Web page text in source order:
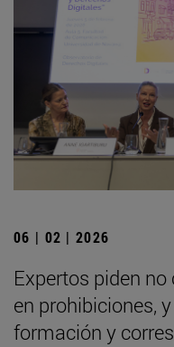
06 | 02 | 2026
Expertos piden
en prohibiciones,
formación y